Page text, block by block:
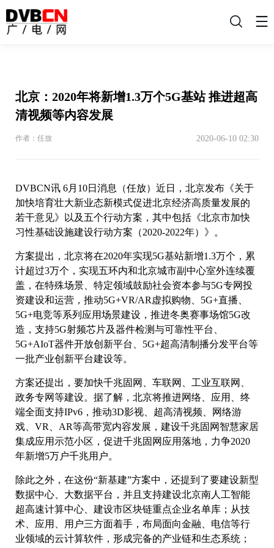
搜
北京：2020年将新增1.3万个5G基站 推进超高
清视频等内容发展
作者：任放 2020-06-10 02:30
DVBCN讯 6月10日消息（任放）近日，北京发布《关于
加快培育壮大新业态新模式促进北京经济高质量发展的
若干意见》以及五个行动方案，其中包括《北京市加快
习性基础设施建设行动方案（2020-2022年）》。
方案提出，北京将在2020年实现5G基站新增1.3万个，累
计超过3万个，实现五环内和北京城市副中心室外连续覆
盖，在特殊场景、特定领域鼓励社会资本参与5G专网投
资建设和运营，推动5G+VR/AR虚拟购物、5G+直播、
5G+电竞等系列应用场景建设，推进冬奥赛事场馆5G改
造，支持5G射频芯片及器件检测与可靠性平台、
5G+AIoT器件开放创新平台、5G+超高清制播分发平台等
一批产业创新平台建设等。
方案还提出，要加快千兆固网、车联网、工业互联网、
政务专网等建设。据了解，北京将推进网络、应用、终
端全面支持IPv6，推动3D影视、超高清视频、网络游
戏、VR、AR等高带宽内容发展，建设千兆固网智慧家居
集成应用示范小区，促进千兆固网应用落地，力争2020
年新增5万户千兆用户。
除此之外，在这份“新基建”方案中，还提到了要建设新型
数据中心、大数据平台，并且支持建设北京南人工智能
超高速计算中心、建设市区块链重点企业名单库；从技
术、应用、用户三方面着手，布局面向金融、电信等行
业领域的云计算软件，形成完备的产业链和生态系统；